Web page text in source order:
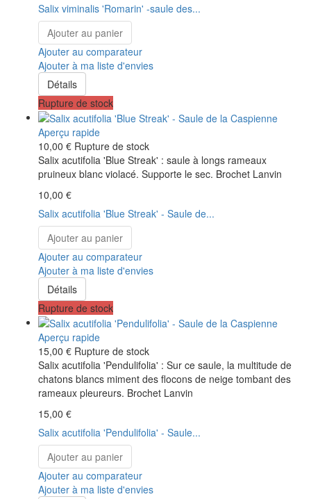
Salix viminalis 'Romarin' -saule des...
Ajouter au panier
Ajouter au comparateur
Ajouter à ma liste d'envies
Détails
Rupture de stock
Aperçu rapide
10,00 € Rupture de stock
Salix acutifolia 'Blue Streak' : saule à longs rameaux
pruineux blanc violacé. Supporte le sec. Brochet Lanvin
10,00 €
Salix acutifolia 'Blue Streak' - Saule de...
Ajouter au panier
Ajouter au comparateur
Ajouter à ma liste d'envies
Détails
Rupture de stock
Aperçu rapide
15,00 € Rupture de stock
Salix acutifolia 'Pendulifolia' : Sur ce saule, la multitude de
chatons blancs miment des flocons de neige tombant des
rameaux pleureurs. Brochet Lanvin
15,00 €
Salix acutifolia 'Pendulifolia' - Saule...
Ajouter au panier
Ajouter au comparateur
Ajouter à ma liste d'envies